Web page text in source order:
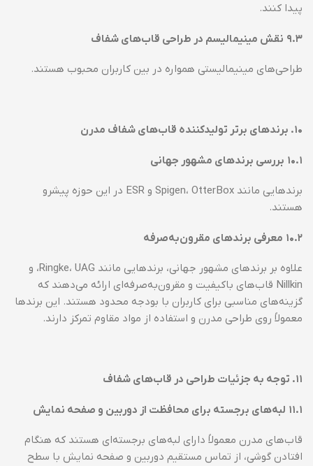
پیدا کنند.
۹.۳ نقش مینیمالیسم در طراحی قاب‌های شفاف
طراحی‌های مینیمالیستی همواره در بین کاربران محبوب هستند.
۱۰. برندهای برتر تولیدکننده قاب‌های شفاف مدرن
۱۰.۱ بررسی برندهای مشهور جهانی
برندهایی مانند Spigen، OtterBox و ESR در این حوزه پیشرو
هستند.
۱۰.۲ معرفی برندهای مقرون‌به‌صرفه
علاوه بر برندهای مشهور جهانی، برندهایی مانند Ringke، UAG، و
Nillkin قاب‌های باکیفیت و مقرون‌به‌صرفه‌ای ارائه می‌دهند که
گزینه‌های مناسبی برای کاربران با بودجه محدود هستند. این برندها
معمولاً روی طراحی مدرن و استفاده از مواد مقاوم تمرکز دارند.
۱۱. توجه به جزئیات طراحی در قاب‌های شفاف
۱۱.۱ لبه‌های برجسته برای محافظت از دوربین و صفحه نمایش
قاب‌های مدرن معمولاً دارای لبه‌های برجسته‌ای هستند که هنگام
افتادن گوشی، از تماس مستقیم دوربین و صفحه نمایش با سطح